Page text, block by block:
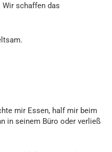
schaffen das
mir Essen, half mir beim
in seinem Büro oder verließ